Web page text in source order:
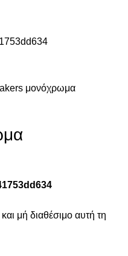
μονόχρωμα
μή διαθέσιμο αυτή τη